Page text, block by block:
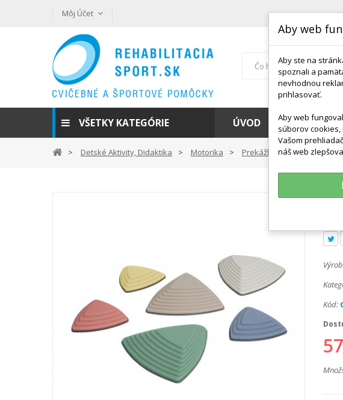
Môj Účet
VŠETKY KATEGÓRIE ÚVOD KONTAKT
Detské Aktivity, Didaktika Motorika Prekážkové Dráhy
Kód:
Aby web
Aby ste na
spoznali a
nevhodnou
prihlasovať.
Aby web
súborov
Vašom
náš web